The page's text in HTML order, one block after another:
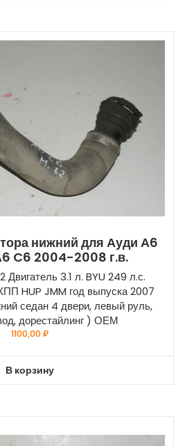
нижний для Ауди А6
C6 2004-2008 г.в.
Двигатель 3.1 л. BYU 249 л.с.
HUP JMM год выпуска 2007
седан 4 двери, левый руль,
дорестайлинг ) ОЕМ
1100,00₽
В корзину